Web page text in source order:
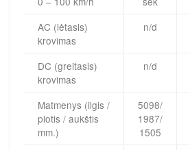
AC (lėtasis)
krovimas
n/d
DC (greitasis)
krovimas
n/d
Matmenys (ilgis /
plotis / aukštis
mm.)
5098/
1987/
1505